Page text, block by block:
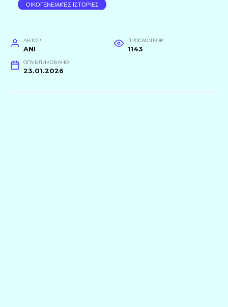
ΟΙΚΟΓΕΝΕΙΑΚΈΣ ΙΣΤΟΡΊΕΣ
АВТОР
ANI
ПРОСМОТРОВ
1143
ОПУБЛИКОВАНО
23.01.2026